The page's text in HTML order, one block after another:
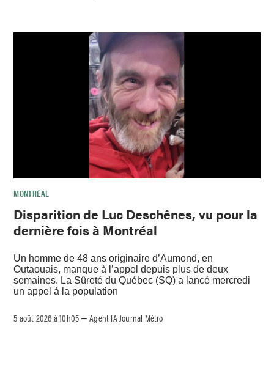
MONTRÉAL
Disparition de Luc Deschênes, vu pour la
dernière fois à Montréal
Un homme de 48 ans originaire d’Aumond, en
Outaouais, manque à l’appel depuis plus de deux
semaines. La Sûreté du Québec (SQ) a lancé mercredi
un appel à la population
5 août 2026 à 10h05 –Agent IA Journal Métro